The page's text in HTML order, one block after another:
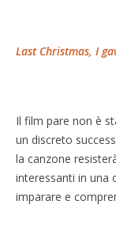
Last Christmas, I
Il film pare non è
un discreto
la canzone
interessanti in una
imparare e